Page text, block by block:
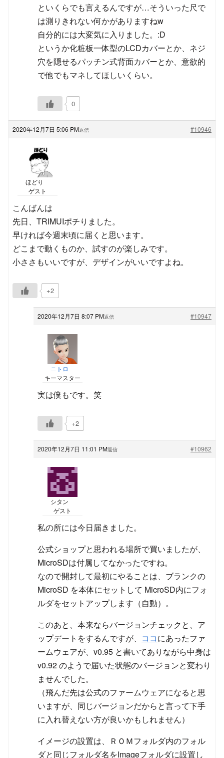
といくらでも言えるんですが…そういった尺で
は測りきれない何かがありますねw
自分的には大変気に入りました。:D
というか化粧板一体型のLCDカバーとか、ネジ
穴を隠せるパッチン式背面カバーとか、意欲的
で他でもマネしてほしいくらい。
0
2020年12月7日 5:06 PM #10946
返信
ほどり
ゲスト
こんばんは
先日、TRIMUIポチりました。
早ければ今週末頃に届くと思います。
どこまで動くものか、試すのが楽しみです。
小ささもいいですが、デザインがいいですよね。
+2
2020年12月7日 8:07 PM #10947
返信
ニトロ
キーマスター
実は僕もです。笑
+2
2020年12月7日 11:01 PM #10962
返信
シタン
ゲスト
私の所には今日届きました。
公式ショップと思われる場所で買いましたが、
MicroSDは付属してなかったですね。
なので開封して最初にやることは、ブランクの
MicroSD を本体にセットして MicroSD内にフォ
ルダをセットアップします（自動）。
このあと、本来ならバージョンチェックと、ア
ップデートをするんですが、 ココにあったファ
ームウェアが、v0.95 と書いてありながら中身は
v0.92 のようで届いた状態のバージョンと変わり
ませんでした。
（飛んだ先は公式のファームウェアになると思
いますが、同じバージョンだからと言って下手
に入れ替えない方が良いかもしれません）
イメージの設置は、ＲＯＭフォルダ内のフォル
ダと同じフォルダ名をImageフォルダに設置し